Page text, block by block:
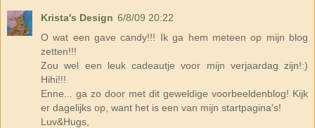
Krista's Design 6/8/09 20:22
O wat een gave candy!!! Ik ga hem meteen op mijn blog
zetten!!!
Zou wel een leuk cadeautje voor mijn verjaardag zijn!:)
Hihi!!!
Enne... ga zo door met dit geweldige voorbeeldenblog! Kijk
er dagelijks op, want het is een van mijn startpagina's!
Luv&Hugs,